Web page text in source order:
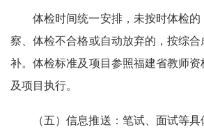
体检时间统一安排，未按时体检
察、体检不合格或自动放弃的，按综
补。体检标准及项目参照福建省教师
及项目执行。
（五）信息推送：笔试、面试等